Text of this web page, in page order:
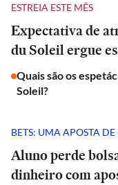
ESTREIA ESTE MÊS
Expectativa de
du Soleil ergue
Quais são os
Soleil?
BETS: UMA APOSTA DE
Aluno perde
dinheiro com